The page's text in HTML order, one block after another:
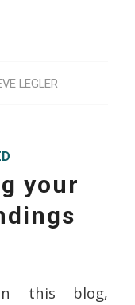
LEGLER
your
this blog,